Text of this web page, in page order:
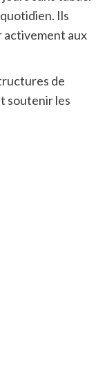
Ils
activement aux
de
soutenir les